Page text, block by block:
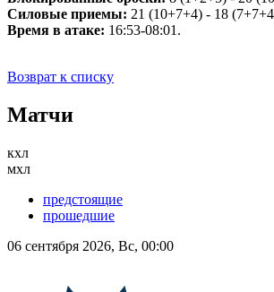
Силовые приемы: 21 (10+7+4) - 18
Время в атаке: 16:53-08:01.
Возврат к списку
Матчи
кхл
мхл
предстоящие
прошедшие
06 сентября 2026, Вс, 00:00